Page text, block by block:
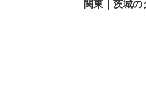
関東｜茨城の